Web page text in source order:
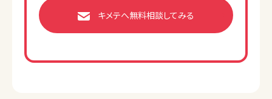
キメテへ無料相談してみる